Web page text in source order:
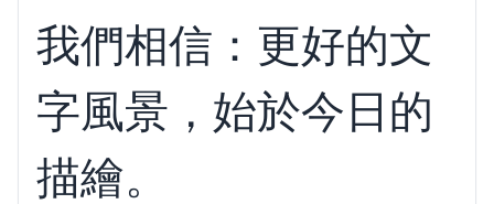
我們相信：更好的文
字風景，始於今日的
描繪。